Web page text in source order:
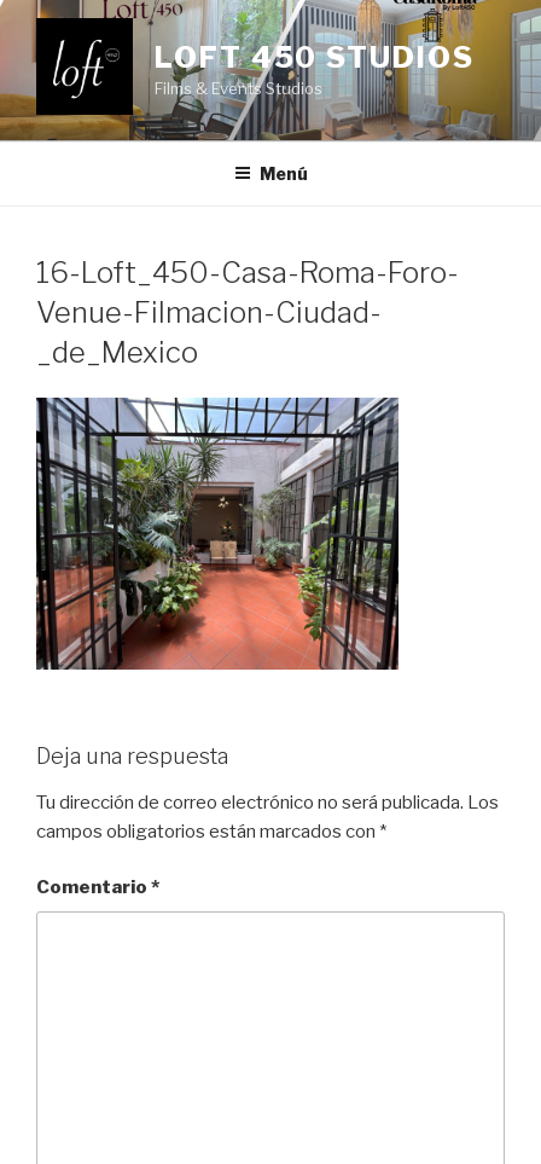
Saltar
contenido
LOFT 450 STUDIOS
Films & Events Studios
Menú
16-Loft_450-Casa-Roma-Foro-
Venue-Filmacion-Ciudad-
_de_Mexico
Deja una respuesta
Tu dirección de correo electrónico no será publicada. Los
campos obligatorios están marcados con *
Comentario *